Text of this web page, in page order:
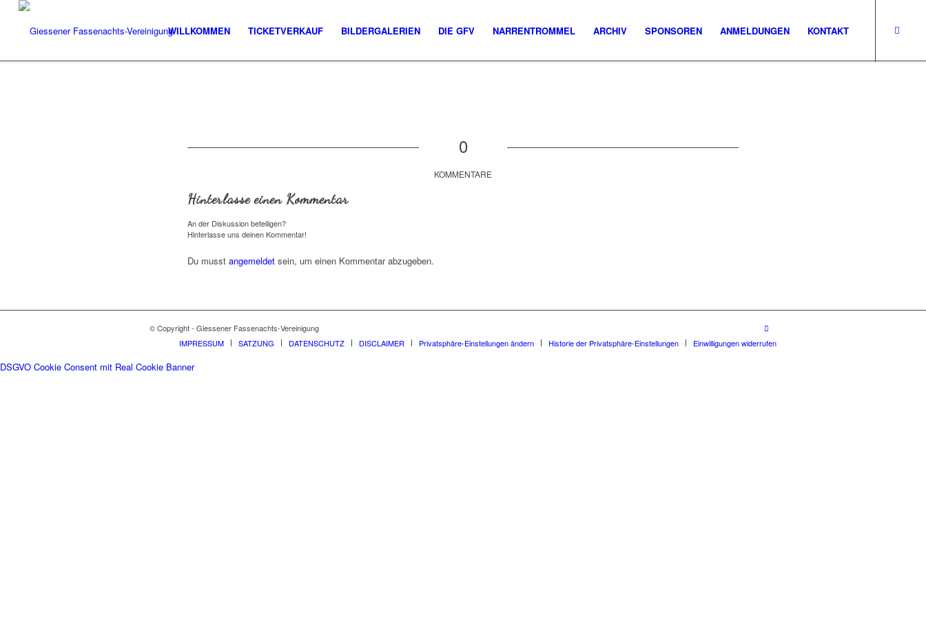
WILLKOMMEN TICKETVERKAUF BILDERGALERIEN DIE GFV NARRENTROMMEL ARCHIV SPONSOREN ANMELDUNGEN KONTAKT
0
KOMMENTARE
Hinterlasse einen Kommentar
An der Diskussion beteiligen?
Hinterlasse uns deinen Kommentar!
Du musst angemeldet sein, um einen Kommentar abzugeben.
© Copyright - Giessener Fassenachts-Vereinigung
IMPRESSUM
SATZUNG DATENSCHUTZ DISCLAIMER Privatsphäre-Einstellungen ändern Historie der Privatsphäre-Einstellungen Einwilligungen widerrufen
DSGVO Cookie Consent mit Real Cookie Banner